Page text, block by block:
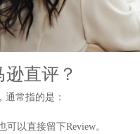
直评？
通常指的是：
可以直接留下Review。